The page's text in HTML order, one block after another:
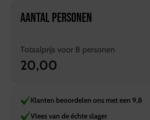
AANTAL PERSONEN
Totaalprijs voor 8 personen
20,00
Klanten beoordelen ons met een 9,8
Vlees van de échte slager